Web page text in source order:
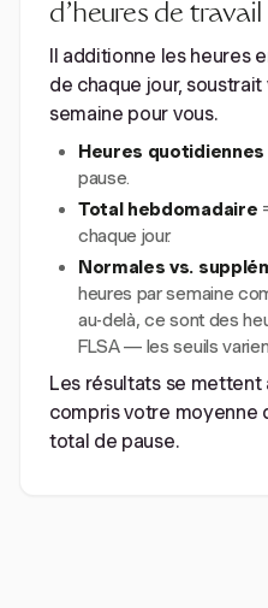
d'heures de travail
Il additionne les heures
de chaque jour,
semaine pour vous.
Heures quotidiennes
pause.
Total hebdomadaire
chaque jour.
Normales vs.
heures par semaine
au-delà, ce sont des
FLSA — les seuils
Les résultats se mettent
compris votre moyenne
total de pause.